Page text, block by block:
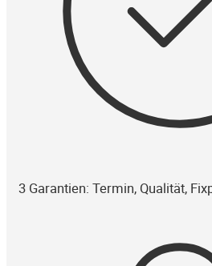
3 Garantien: Termin, Qualität,